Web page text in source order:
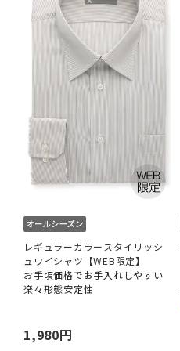
レギュラーカラースタイリッシ
ュワイシャツ【WEB限定】
お手頃価格でお手入れしやすい
楽々形態安定性
1,980円